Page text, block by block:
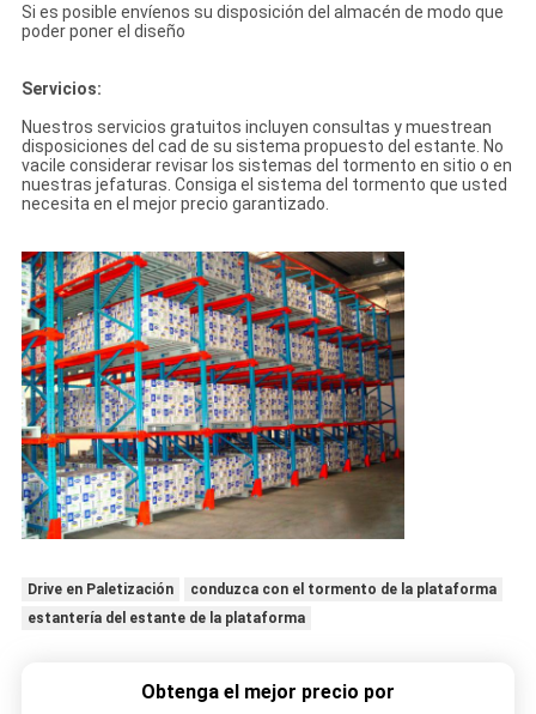
Si es posible envíenos su disposición del almacén de modo que
poder poner el diseño
Servicios:
Nuestros servicios gratuitos incluyen consultas y muestrean
disposiciones del cad de su sistema propuesto del estante. No
vacile considerar revisar los sistemas del tormento en sitio o en
nuestras jefaturas. Consiga el sistema del tormento que usted
necesita en el mejor precio garantizado.
Drive en Paletización
conduzca con el tormento de la plataforma
estantería del estante de la plataforma
Obtenga el mejor precio por